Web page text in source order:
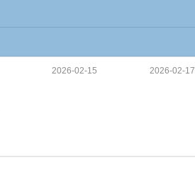
2026-02-17
2026-02-15